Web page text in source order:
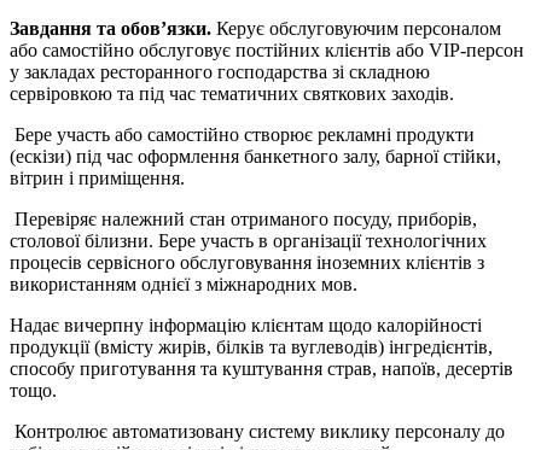
Завдання та обов’язки. Керує обслуговуючим персоналом
або самостійно обслуговує постійних клієнтів або VIP-персон
у закладах ресторанного господарства зі складною
сервіровкою та під час тематичних святкових заходів.
Бере участь або самостійно створює рекламні продукти
(ескізи) під час оформлення банкетного залу, барної стійки,
вітрин і приміщення.
Перевіряє належний стан отриманого посуду, приборів,
столової білизни. Бере участь в організації технологічних
процесів сервісного обслуговування іноземних клієнтів з
використанням однієї з міжнародних мов.
Надає вичерпну інформацію клієнтам щодо калорійності
продукції (вмісту жирів, білків та вуглеводів) інгредієнтів,
способу приготування та куштування страв, напоїв, десертів
тощо.
Контролює автоматизовану систему виклику персоналу до